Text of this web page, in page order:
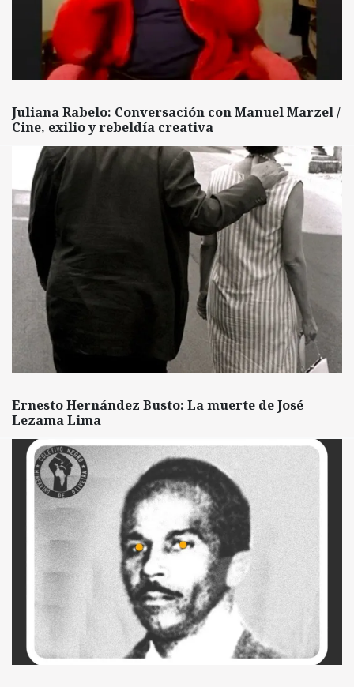
Juliana Rabelo: Conversación con Manuel Marzel /
Cine, exilio y rebeldía creativa
Ernesto Hernández Busto: La muerte de José
Lezama Lima